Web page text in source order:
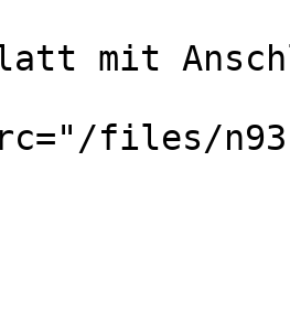
mit